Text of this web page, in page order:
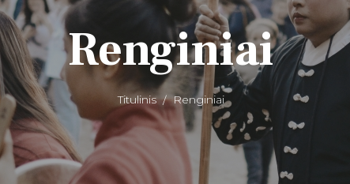
Renginiai
Titulinis Renginiai